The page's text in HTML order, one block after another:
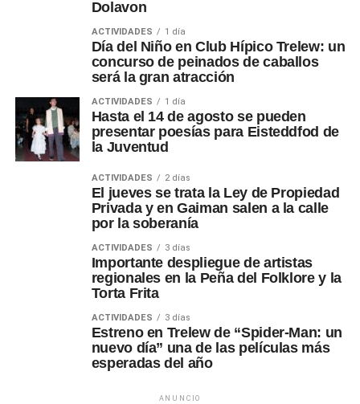
Dolavon
ACTIVIDADES 1 día
Día del Niño en Club Hípico Trelew: un
concurso de peinados de caballos
será la gran atracción
ACTIVIDADES 1 día
Hasta el 14 de agosto se pueden
presentar poesías para Eisteddfod de
la Juventud
ACTIVIDADES 2 días
El jueves se trata la Ley de Propiedad
Privada y en Gaiman salen a la calle
por la soberanía
ACTIVIDADES 3 días
Importante despliegue de artistas
regionales en la Peña del Folklore y la
Torta Frita
ACTIVIDADES 3 días
Estreno en Trelew de “Spider-Man: un
nuevo día” una de las películas más
esperadas del año
ANUNCIO